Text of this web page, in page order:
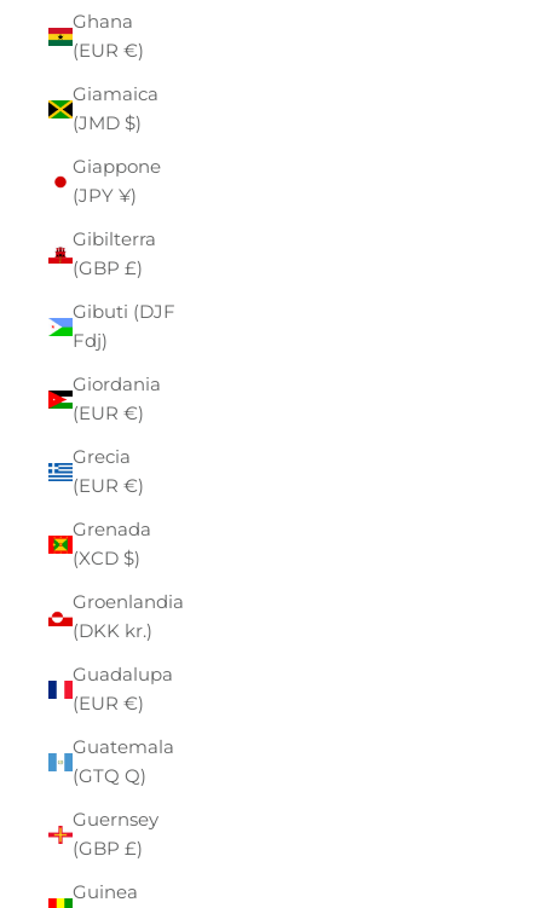
Ghana
(EUR €)
Giamaica
(JMD $)
Giappone
(JPY ¥)
Gibilterra
(GBP £)
Gibuti (DJF
Fdj)
Giordania
(EUR €)
Grecia
(EUR €)
Grenada
(XCD $)
Groenlandia
(DKK kr.)
Guadalupa
(EUR €)
Guatemala
(GTQ Q)
Guernsey
(GBP £)
Guinea